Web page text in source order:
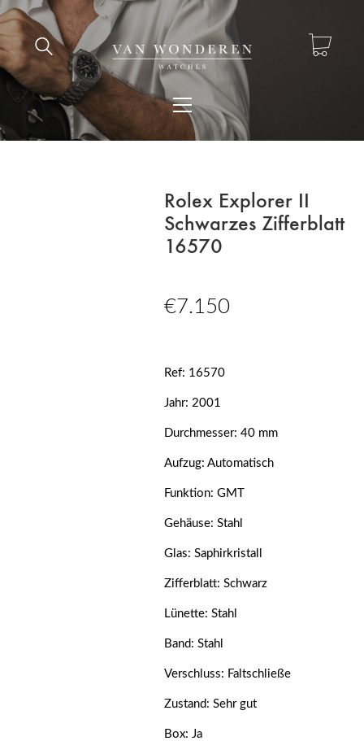
Rolex Explorer II
Schwarzes Zifferblatt
16570
€7.150
Ref: 16570
Jahr: 2001
Durchmesser: 40 mm
Aufzug: Automatisch
Funktion: GMT
Gehäuse: Stahl
Glas: Saphirkristall
Zifferblatt: Schwarz
Lünette: Stahl
Band: Stahl
Verschluss: Faltschließe
Zustand: Sehr gut
Box: Ja